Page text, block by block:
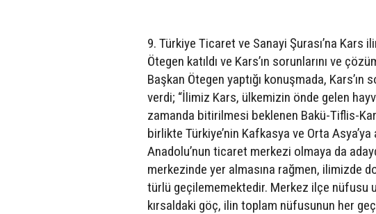
9. Türkiye Ticaret ve Sanayi Şurası’na Kars
Ötegen katıldı ve Kars’ın sorunlarını ve
Başkan Ötegen yaptığı konuşmada,
verdi; “İlimiz Kars, ülkemizin önde gelen
zamanda bitirilmesi beklenen Bakü-Tiflis-
birlikte Türkiye’nin Kafkasya ve Orta
Anadolu’nun ticaret merkezi olmaya da
merkezinde yer almasına rağmen, ilimizde
türlü geçilememektedir. Merkez ilçe nüfusu
kırsaldaki göç, ilin toplam nüfusunun her